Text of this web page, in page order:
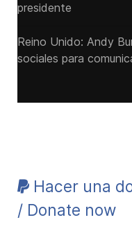
presidente
Reino Unido: Andy
sociales para
Hacer una
/ Donate now